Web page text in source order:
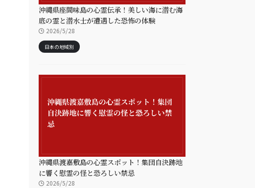
沖縄県座間味島の心霊伝承！美しい海に潜む海
底の霊と潜水士が遭遇した恐怖の体験
2026/5/28
日本の地域別
沖縄県渡嘉敷島の心霊スポット！集団自決跡地
に響く慰霊の怪と恐ろしい禁忌
2026/5/28